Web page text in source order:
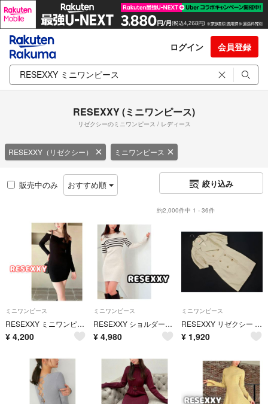
ログイン 会員登録
RESEXXY (ミニワンピース)
リゼクシーのミニワンピース / レディース
RESEXXY（リゼクシー） ミニワンピース
販売中のみ おすすめ順 絞り込み
約2,000件中 1 - 36件
ミニワンピース
RESEXXY ミニワンピース タイト 黒 オフショル S ストラップ 長袖 リゼクシー ニットワンピース ブラック タイトワンピ
¥ 4,200
ミニワンピース
RESEXXY ショルダーオープンタイトニットワンピース ミニ S ベージュ リゼクシー 長袖 ボーダー
¥ 4,980
ミニワンピース
RESEXXY リゼクシー 半袖 コート テーラー ミニ ジャケット ワンピース sizeS/ライトベージュ ■◆ レディース
¥ 1,920